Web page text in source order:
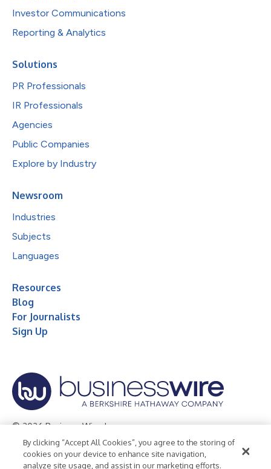
Investor Communications
Reporting & Analytics
Solutions
PR Professionals
IR Professionals
Agencies
Public Companies
Explore by Industry
Newsroom
Industries
Subjects
Languages
Resources
Blog
For Journalists
Sign Up
© 2026 Business Wire, Inc.
Privacy Policy Cookie Policy
Accessibility Statement
By clicking “Accept All Cookies”, you agree to the storing of
cookies on your device to enhance site navigation,
analyze site usage, and assist in our marketing efforts.